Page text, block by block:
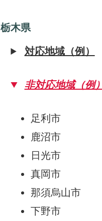
栃木県
対応地域（例）
非対応地域（例）
足利市
鹿沼市
日光市
真岡市
那須烏山市
下野市